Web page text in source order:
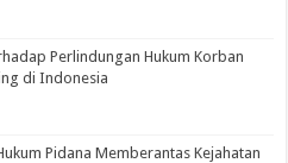
Perlindungan Hukum Korban
di Indonesia
Pidana Memberantas Kejahatan